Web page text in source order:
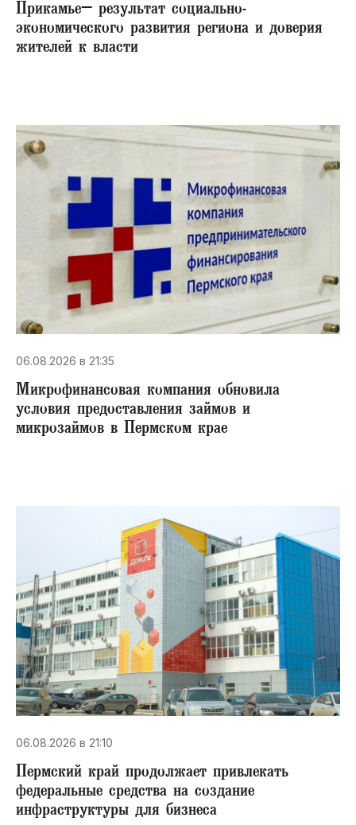
Прикамье– результат социально-
экономического развития региона и доверия
жителей к власти
06.08.2026 в 21:35
Микрофинансовая компания обновила
условия предоставления займов и
микрозаймов в Пермском крае
06.08.2026 в 21:10
Пермский край продолжает привлекать
федеральные средства на создание
инфраструктуры для бизнеса